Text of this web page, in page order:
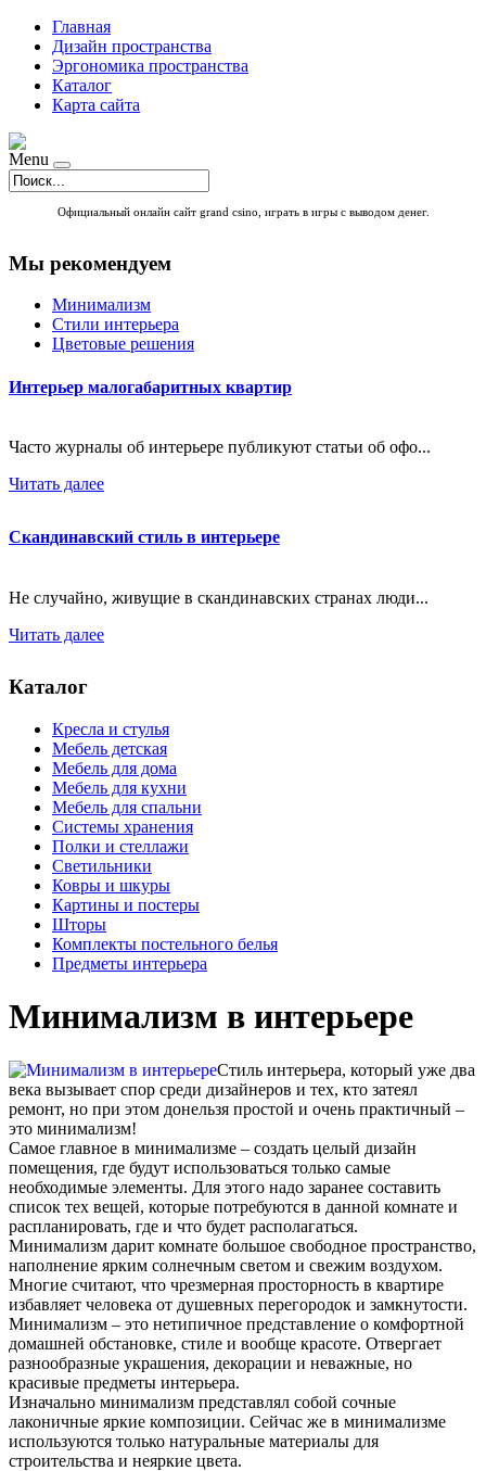
Главная
Дизайн пространства
Эргономика пространства
Каталог
Карта сайта
Menu
Официальный онлайн сайт grand csino , играть в игры с выводом денег.
Мы рекомендуем
Минимализм
Стили интерьера
Цветовые решения
Интерьер малогабаритных квартир
Часто журналы об интерьере публикуют статьи об офо...
Читать далее
Скандинавский стиль в интерьере
Не случайно, живущие в скандинавских странах люди...
Читать далее
Каталог
Кресла и стулья
Мебель детская
Мебель для дома
Мебель для кухни
Мебель для спальни
Системы хранения
Полки и стеллажи
Светильники
Ковры и шкуры
Картины и постеры
Шторы
Комплекты постельного белья
Предметы интерьера
Минимализм в интерьере
Стиль интерьера, который уже два
века вызывает спор среди дизайнеров и тех, кто затеял
ремонт, но при этом донельзя простой и очень практичный –
это минимализм!
Самое главное в минимализме – создать целый дизайн
помещения, где будут использоваться только самые
необходимые элементы. Для этого надо заранее составить
список тех вещей, которые потребуются в данной комнате и
распланировать, где и что будет располагаться.
Минимализм дарит комнате большое свободное пространство,
наполнение ярким солнечным светом и свежим воздухом.
Многие считают, что чрезмерная просторность в квартире
избавляет человека от душевных перегородок и замкнутости.
Минимализм – это нетипичное представление о комфортной
домашней обстановке, стиле и вообще красоте. Отвергает
разнообразные украшения, декорации и неважные, но
красивые предметы интерьера.
Изначально минимализм представлял собой сочные
лаконичные яркие композиции. Сейчас же в минимализме
используются только натуральные материалы для
строительства и неяркие цвета.